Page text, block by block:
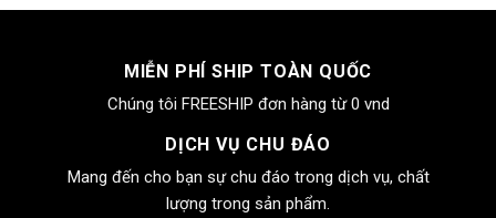
4.000.000₫.là:
MIỄN PHÍ SHIP TOÀN QUỐC
Chúng tôi FREESHIP đơn hàng từ 0 vnd
DỊCH VỤ CHU ĐÁO
Mang đến cho bạn sự chu đáo trong dịch vụ, chất
lượng trong sản phẩm.